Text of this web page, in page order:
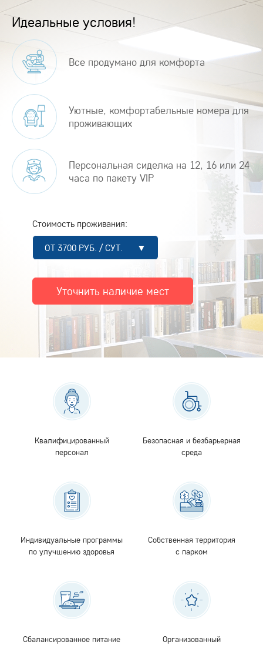
Идеальные условия!
Все продумано для комфорта
Уютные, комфортабельные номера для
проживающих
Персональная сиделка на 12, 16 или 24
часа по пакету VIP
Стоимость проживания:
ОТ 3700 РУБ. / СУТ. ▼
Уточнить наличие мест
Квалифицированный
персонал
Безопасная и безбарьерная
среда
Индивидуальные программы
по улучшению здоровья
Собственная территория
с парком
Сбалансированное питание
Организованный